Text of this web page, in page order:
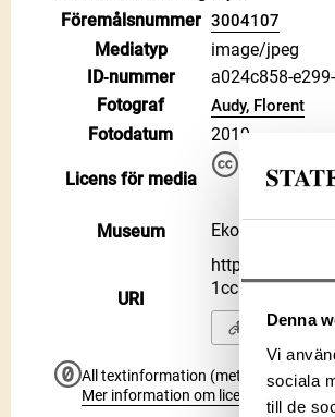
Denna
Vi
sociala
till de
Föremålsnummer 3004107
Mediatyp
image/jpeg
ID‑nummer
a024c858-
Fotograf
Audy, Florent
Fotodatum 2019
Licens för media
Museum Ekonomiska
URI
https://
1cc8107919e6
Kopiera URI
All textinformation (metadata) på
Mer information om licenser hos